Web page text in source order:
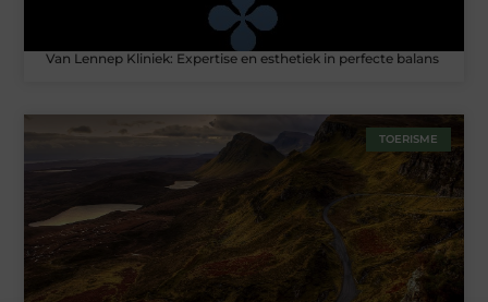
Van Lennep Kliniek: Expertise en esthetiek in perfecte balans
TOERISME